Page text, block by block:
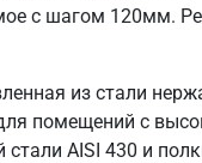
с шагом 120мм.
из стали
помещений с
AISI 430 и